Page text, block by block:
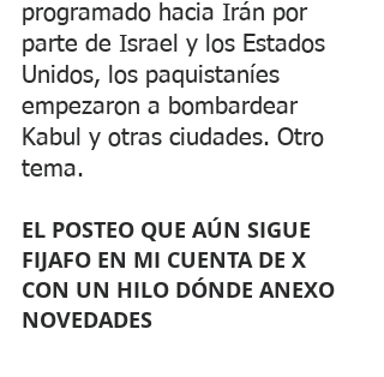
programado hacia Irán por
parte de Israel y los Estados
Unidos, los paquistaníes
empezaron a bombardear
Kabul y otras ciudades. Otro
tema.
EL POSTEO QUE AÚN SIGUE
FIJAFO EN MI CUENTA DE X
CON UN HILO DÓNDE ANEXO
NOVEDADES